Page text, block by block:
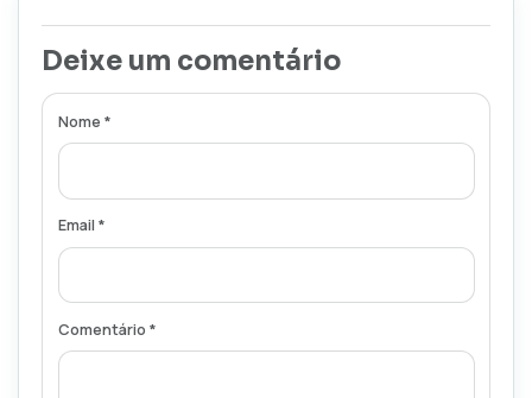
Deixe um comentário
Nome *
Email *
Comentário *